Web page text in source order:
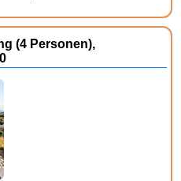
(4 Personen),